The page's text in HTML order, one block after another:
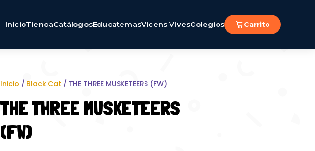
InicioTiendaCatálogosEducatemasVicens VivesColegios Carrito
Inicio / Black Cat / THE THREE MUSKETEERS (FW)
THE THREE MUSKETEERS
(FW)